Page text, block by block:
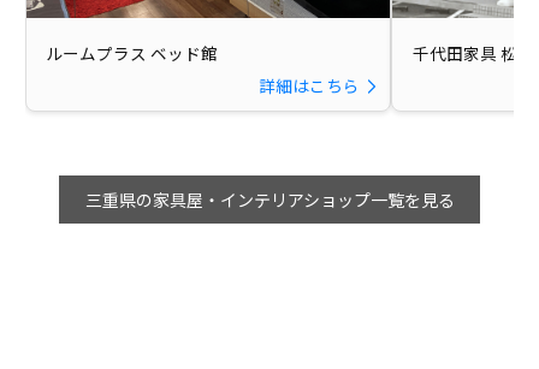
ルームプラス ベッド館
詳細はこちら
千代田家具 松阪
三重県の家具屋・インテリアショップ一覧を見る